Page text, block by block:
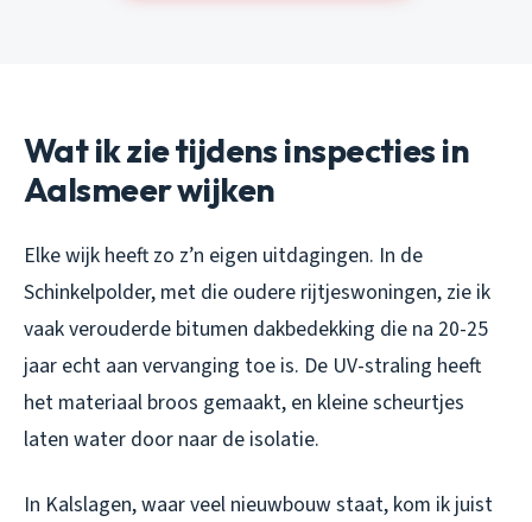
Wat ik zie tijdens inspecties in
Aalsmeer wijken
Elke wijk heeft zo z’n eigen uitdagingen. In de
Schinkelpolder, met die oudere rijtjeswoningen, zie ik
vaak verouderde bitumen dakbedekking die na 20-25
jaar echt aan vervanging toe is. De UV-straling heeft
het materiaal broos gemaakt, en kleine scheurtjes
laten water door naar de isolatie.
In Kalslagen, waar veel nieuwbouw staat, kom ik juist